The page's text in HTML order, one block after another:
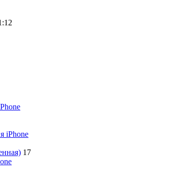
iPhone
17